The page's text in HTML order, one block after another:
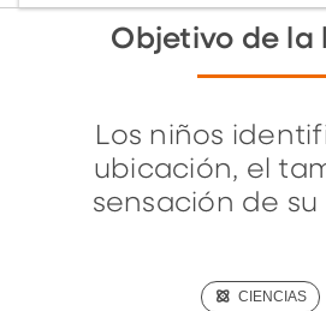
Objetivo de la
Los niños
ubicación, el
sensación de su
(SCIENCE)
CIENCIAS